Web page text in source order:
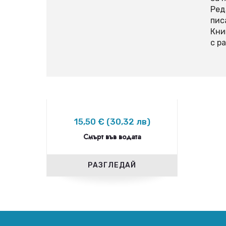
с
15,50 € (30,32 лв)
Смърт във водата
РАЗГЛЕДАЙ